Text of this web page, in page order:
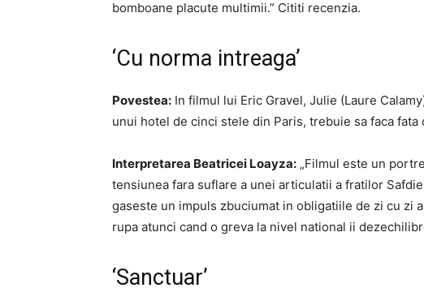
bomboane placute multimii.” Cititi recenzia.
‘Cu norma intreaga’
Povestea: In filmul lui Eric Gravel, Julie (Laure
unui hotel de cinci stele din Paris, trebuie sa faca
Interpretarea Beatricei Loayza: „Filmul este un
tensiunea fara suflare a unei articulatii a fratilor
gaseste un impuls zbuciumat in obligatiile de zi cu zi
rupa atunci cand o greva la nivel national ii
‘Sanctuar’